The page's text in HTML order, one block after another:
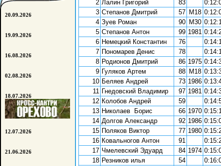
2 Лалин Григорий 83
3 Степанов Дмитрий 57 М18
4 Зуев Роман 90 М30
5 Степанов Антон 99 1981
6 Немецкий Константин 76
7 Пономарев Денис 78
8 Родионов Дмитрий 86 1975
9 Гуляков Артем 88 М18
10 Беляев Андрей 73 1986
11 Гнедовский Владимир 97 1981
12 Колобов Андрей 59
13 Николаев Борис 66 1970
14 Долгов Александр 92 1986
15 Поляков Виктор 77 1980
16 Ковальногов Антон 91
17 Чмелевский Эдуард 84 1974
18 Резников илья 54
20.09.2026
19.09.2026
16.08.2026
02.08.2026
18.07.2026
12.07.2026
21.06.2026